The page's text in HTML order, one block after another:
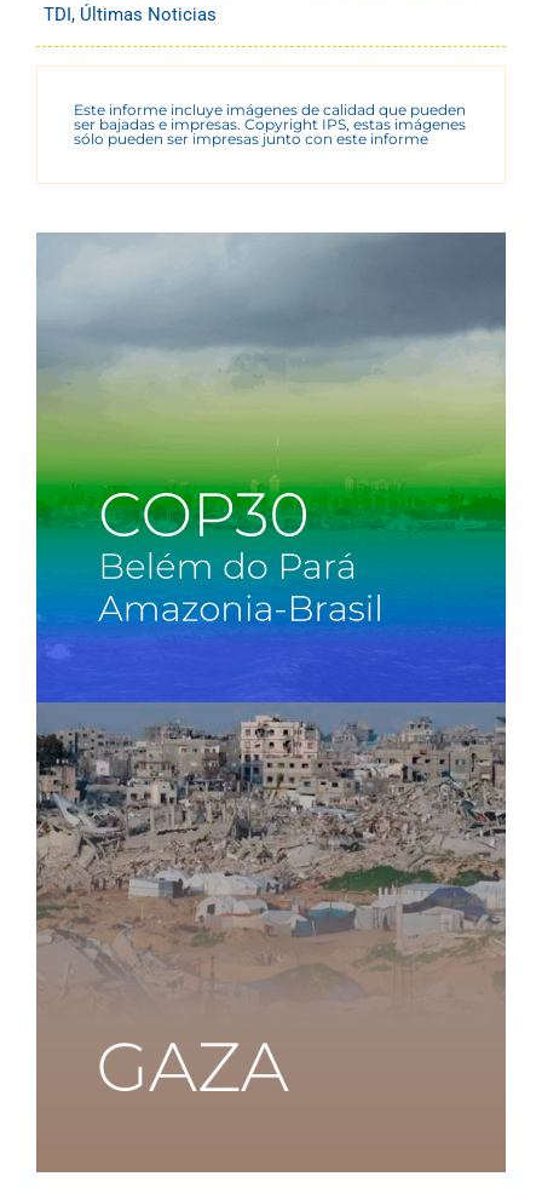
TDI, Últimas Noticias
Este informe incluye imágenes de calidad que pueden
ser bajadas e impresas. Copyright IPS, estas imágenes
sólo pueden ser impresas junto con este informe